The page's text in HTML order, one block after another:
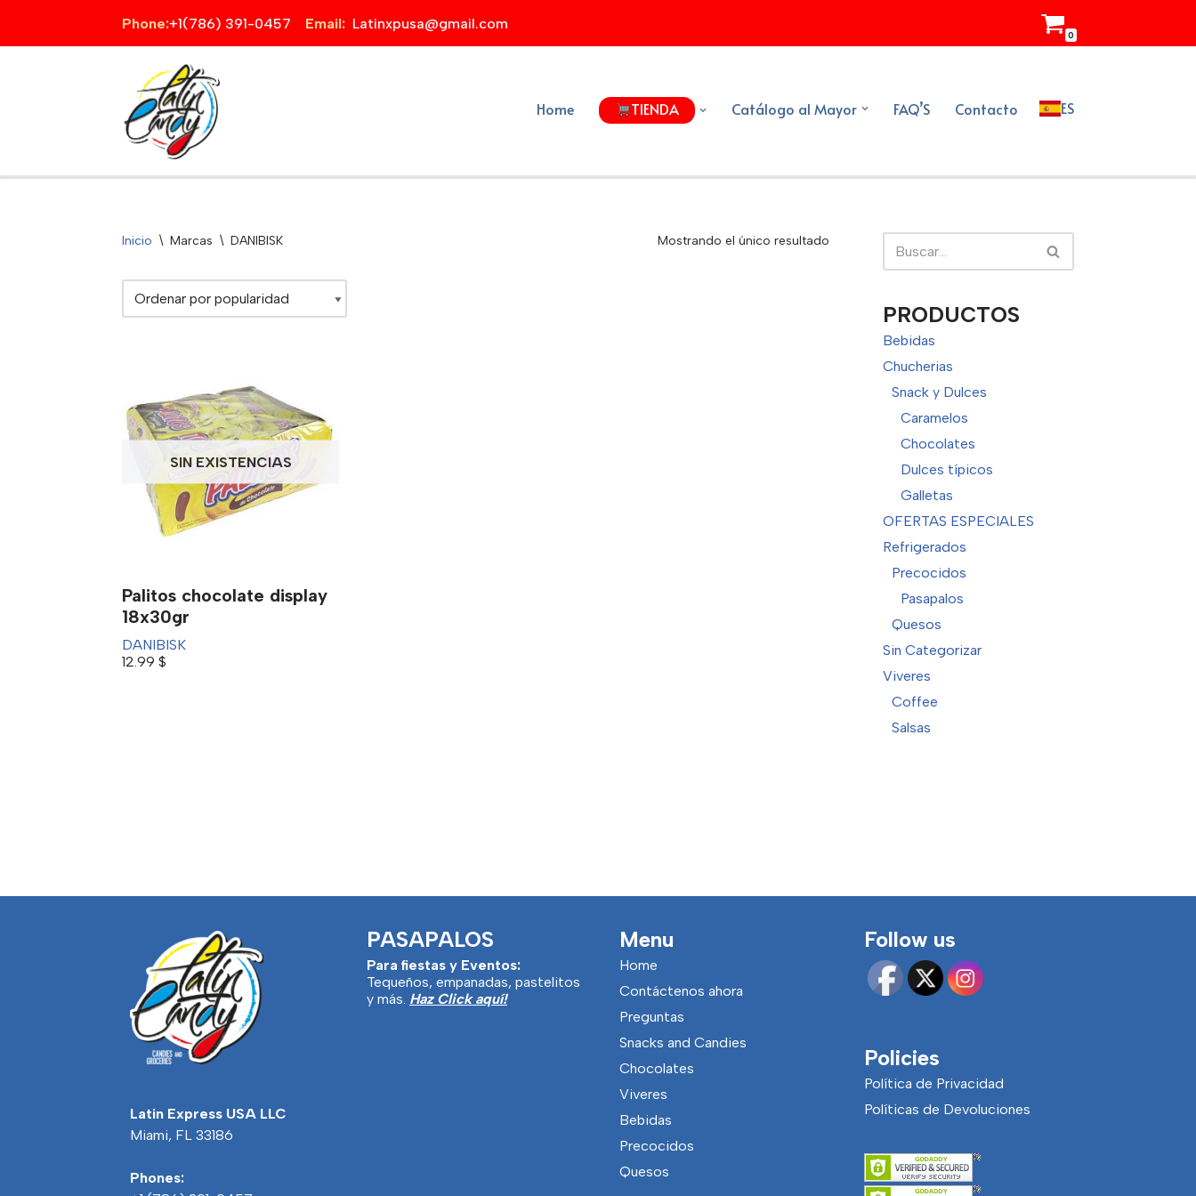
Saltar
Phone:+1(786) 391-0457 Email: Latinxpusa@gmail.com
0
Home TIENDA Catálogo al Mayor FAQ’S Contacto ES
Inicio \ Marcas \ DANIBISK Mostrando el único resultado
SIN EXISTENCIAS
Palitos chocolate display
18x30gr
DANIBISK
12.99 $
PRODUCTOS
Bebidas
Chucherias
Snack y Dulces
Caramelos
Chocolates
Dulces típicos
Galletas
OFERTAS ESPECIALES
Refrigerados
Precocidos
Pasapalos
Quesos
Sin Categorizar
Viveres
Coffee
Salsas
Latin Express USA LLC
Miami, FL 33186
Phones:
PASAPALOS
Para fiestas y Eventos:
Tequeños, empanadas, pastelitos
y más. Haz Click aquí!
Menu
Home
Contáctenos ahora
Preguntas
Snacks and Candies
Chocolates
Viveres
Bebidas
Precocidos
Quesos
Follow us
Policies
Política de Privacidad
Políticas de Devoluciones